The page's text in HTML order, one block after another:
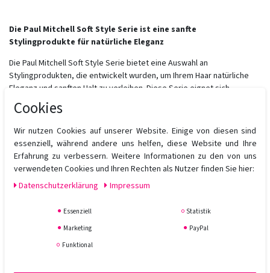
Die Paul Mitchell Soft Style Serie ist eine sanfte
Stylingprodukte für natürliche Eleganz
Die Paul Mitchell Soft Style Serie bietet eine Auswahl an
Stylingprodukten, die entwickelt wurden, um Ihrem Haar natürliche
Eleganz und sanften Halt zu verleihen. Diese Serie eignet sich
besonders gut für alle, die einen unbeschwerten Look mit leichter
Definition und natürlicher Bewegung bevorzugen. Entdecken Sie die
sanfte Wirkung der Paul Mitchell Soft Style Serie und kreieren Sie
mühelos Ihre gewünschten Styles für einen gepflegten und eleganten
Auftritt.
Unsere Produkte im Überblick:
Soft Style Soft Spray
- Ein leichtes Haarspray für flexiblen
Halt und natürlichen Glanz. Ideal für eine sanfte Fixierung und
Soft Style Soft Sculpting Spray Gel
Cookies
Wir nutzen Cookies auf unserer Website. Einige von diesen sind
essenziell, während andere uns helfen, diese Website und Ihre
Erfahrung zu verbessern. Weitere Informationen zu den von uns
verwendeten Cookies und Ihren Rechten als Nutzer finden Sie hier:
Daten­schutz­erklärung
Impressum
Essenziell
Statistik
Marketing
PayPal
Funktional